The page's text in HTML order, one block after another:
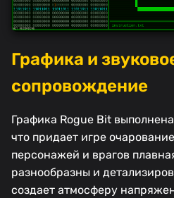
Графика и
сопровождение
Графика Rogue Bit
что придает игре
персонажей и врагов
разнообразны и
создает атмосферу